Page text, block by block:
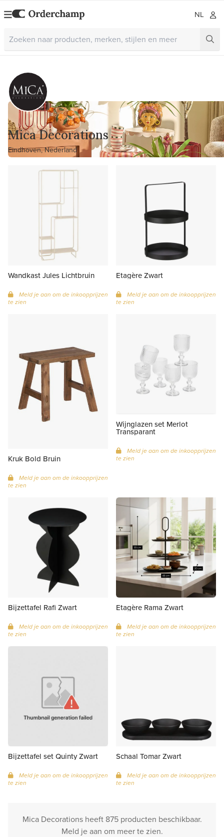
NL
Mica Decorations
Eindhoven, Nederland
Wandkast Jules Lichtbruin
Meld je aan om de inkoopprijzen
te zien
Etagère Zwart
Meld je aan om de inkoopprijzen
te zien
Kruk Bold Bruin
Meld je aan om de inkoopprijzen
te zien
Wijnglazen set Merlot
Transparant
Meld je aan om de inkoopprijzen
te zien
Bijzettafel Rafi Zwart
Meld je aan om de inkoopprijzen
te zien
Etagère Rama Zwart
Meld je aan om de inkoopprijzen
te zien
Bijzettafel set Quinty Zwart
Meld je aan om de inkoopprijzen
te zien
Schaal Tomar Zwart
Meld je aan om de inkoopprijzen
te zien
Mica Decorations heeft 875 producten beschikbaar.
Meld je aan om meer te zien.